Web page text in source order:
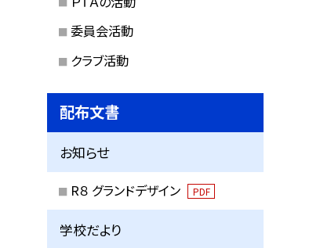
委員会活動
クラブ活動
配布文書
お知らせ
R８ グランドデザイン PDF
学校だより